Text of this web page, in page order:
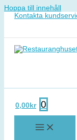
Hoppa till innehåll
Kontakta
0,00 kr 0